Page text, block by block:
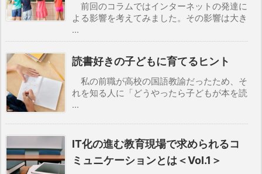
前回のコラムではインターネットの発達に
よる影響を考えてみました。その影響は大き
...
読書好きの子どもに育てるヒント
私の前職が高校の国語教諭だったため、そ
れを知る人に「どうやったら子どもが本を読
...
IT化の進む教育現場で求められるコ
ミュニケーションとは＜Vol.1＞